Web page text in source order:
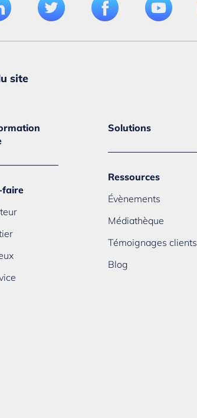
site
faire
Solutions
Ressources
Évènements
Médiathèque
Témoignages clients
Blog